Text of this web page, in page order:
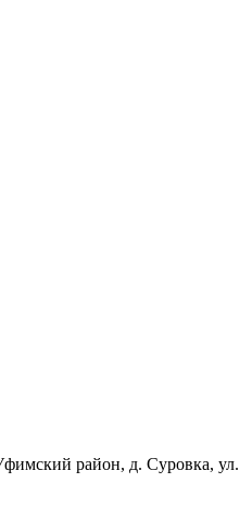
район, д. Суровка, ул.